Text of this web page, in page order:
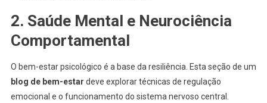
2. Saúde Mental e Neurociência
Comportamental
O bem-estar psicológico é a base da resiliência. Esta seção de um
blog de bem-estar deve explorar técnicas de regulação
emocional e o funcionamento do sistema nervoso central.